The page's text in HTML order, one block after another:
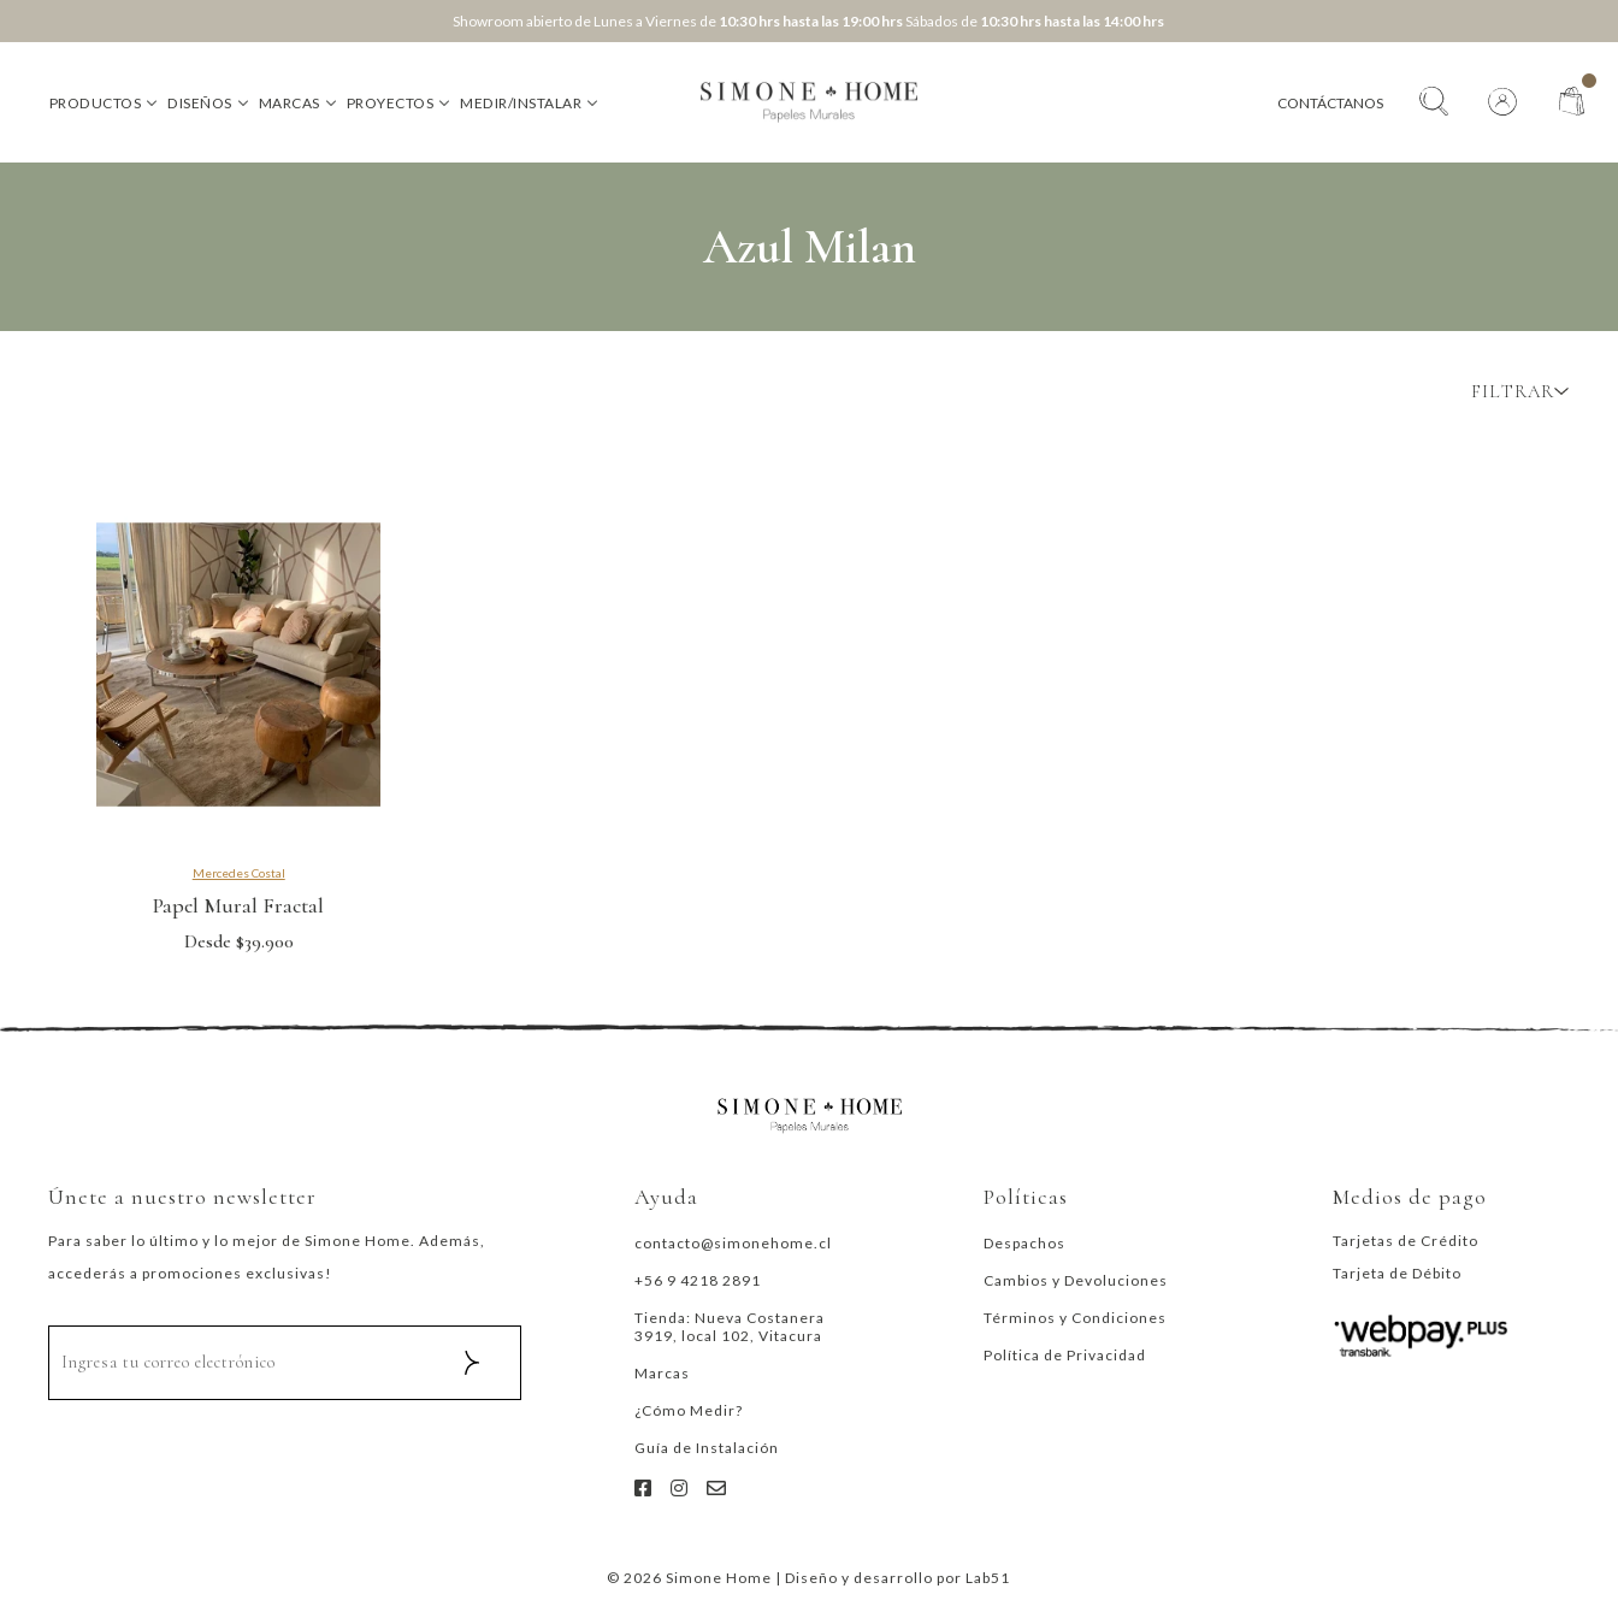
Showroom abierto de Lunes a Viernes de 10:30 hrs hasta las 19:00 hrs Sábados de 10:30 hrs hasta las 14:00 hrs
PRODUCTOS DISEÑOS MARCAS PROYECTOS MEDIR/INSTALAR CONTÁCTANOS
Azul Milan
FILTRAR
Mercedes Costal
Papel Mural Fractal
Desde $39.900
Únete a nuestro newsletter
Para saber lo último y lo mejor de Simone Home. Además,
accederás a promociones exclusivas!
Ayuda
contacto@simonehome.cl
+56 9 4218 2891
Tienda: Nueva Costanera
3919, local 102, Vitacura
Marcas
¿Cómo Medir?
Guía de Instalación
Políticas
Despachos
Cambios y Devoluciones
Términos y Condiciones
Política de Privacidad
Medios de pago
Tarjetas de Crédito
Tarjeta de Débito
© 2026 Simone Home | Diseño y desarrollo porLab51